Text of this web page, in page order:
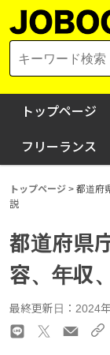
Skip
to
for:
トップページ
フリーランス
トップページ > 都道府
説
都道府県
容、年収
最終更新日：2024